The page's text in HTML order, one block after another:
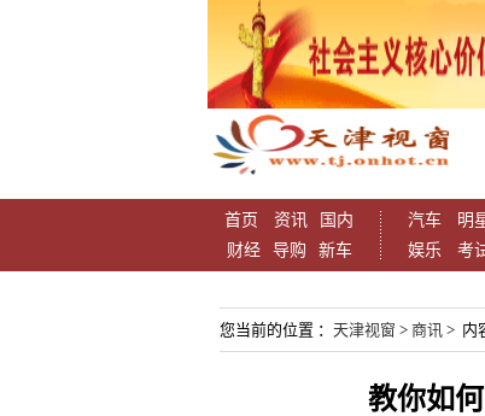
首页 资讯
国内
财经
导购 新车
汽车 明
娱乐
考
您当前的位置 ： 天津视窗 > 商讯 > 内
教你如